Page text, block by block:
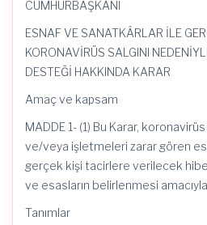
CUMHURBAŞKANI
ESNAF VE SANATKÂRLAR İLE
KORONAVİRÜS SALGINI
DESTEĞİ HAKKINDA KARAR
Amaç ve kapsam
MADDE 1- (1) Bu Karar, koronavirüs
ve/veya işletmeleri zarar gören
gerçek kişi tacirlere verilecek
ve esasların belirlenmesi amacıyla
Tanımlar